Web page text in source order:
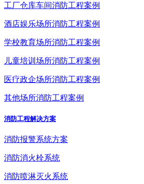
工厂仓库车间消防工程案例
酒店娱乐场所消防工程案例
学校教育场所消防工程案例
儿童培训场所消防工程案例
医疗政企场所消防工程案例
其他场所消防工程案例
消防工程解决方案
消防报警系统方案
消防消火栓系统
消防喷淋灭火系统